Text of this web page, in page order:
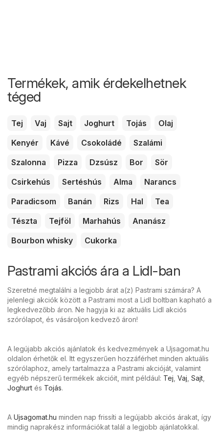
Termékek, amik érdekelhetnek
téged
Tej Vaj Sajt Joghurt Tojás
Olaj
Kenyér
Kávé Csokoládé
Szalámi
Szalonna
Pizza Dzsúsz Bor
Sör
Csirkehús
Sertéshús Alma
Narancs
Paradicsom
Banán Rizs Hal
Tea
Tészta
Tejföl Marhahús
Ananász
Bourbon whisky
Cukorka
Pastrami akciós ára a Lidl-ban
Szeretné megtalálni a legjobb árat a(z) Pastrami számára? A
jelenlegi akciók között a Pastrami most a Lidl boltban kapható a
legkedvezőbb áron. Ne hagyja ki az aktuális Lidl akciós
szórólapot, és vásároljon kedvező áron!
A legújabb akciós ajánlatok és kedvezmények a Ujsagomat.hu
oldalon érhetők el. Itt egyszerűen hozzáférhet minden aktuális
szórólaphoz, amely tartalmazza a Pastrami akcióját, valamint
egyéb népszerű termékek akcióit, mint például: Tej Vaj Sajt
Joghurt és Tojás.
A Ujsagomat.hu minden nap frissíti a legújabb akciós árakat, így
mindig naprakész információkat talál a legjobb ajánlatokkal.